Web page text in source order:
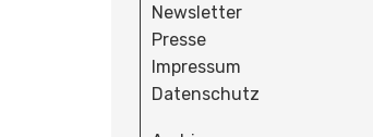
Newsletter
Presse
Impressum
Datenschutz